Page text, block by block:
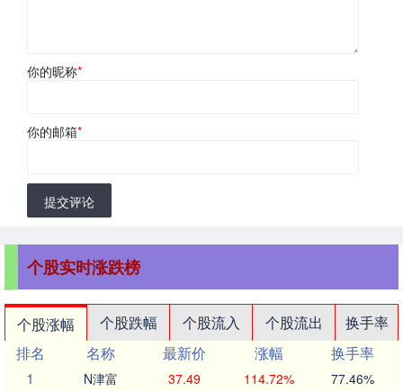
你的昵称*
你的邮箱*
提交评论
个股实时涨跌榜
个股涨幅 个股跌幅 个股流入 个股流出
换手率
排名
名称 最新价 涨幅
换手率
1
N津富 37.49 114.72% 77.46%